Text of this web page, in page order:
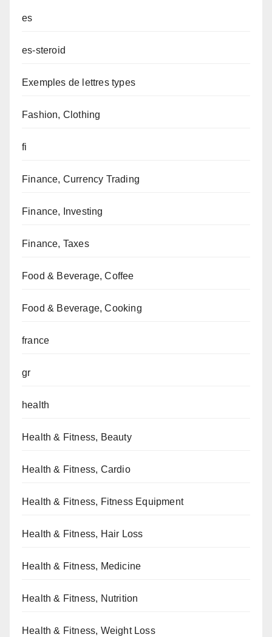
es
es-steroid
Exemples de lettres types
Fashion, Clothing
fi
Finance, Currency Trading
Finance, Investing
Finance, Taxes
Food & Beverage, Coffee
Food & Beverage, Cooking
france
gr
health
Health & Fitness, Beauty
Health & Fitness, Cardio
Health & Fitness, Fitness Equipment
Health & Fitness, Hair Loss
Health & Fitness, Medicine
Health & Fitness, Nutrition
Health & Fitness, Weight Loss